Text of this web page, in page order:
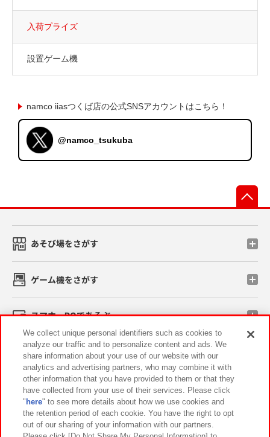
入荷プライズ
設置ゲーム機
namco iiasつくば店の公式SNSアカウントはこちら！
@namco_tsukuba
あそび場をさがす
ゲーム機をさがす
スマホ・PCであそぶ
イベント・キャンペーン
関連会社 サステナビリティ サイトポリシー
プライバシーポリシー ウェブアクセシビリティ方針と検証結果
We collect unique personal identifiers such as cookies to
analyze our traffic and to personalize content and ads. We
share information about your use of our website with our
analytics and advertising partners, who may combine it with
other information that you have provided to them or that they
have collected from your use of their services. Please click
" here" to see more details about how we use cookies and
the retention period of each cookie. You have the right to opt
out of our sharing of your information with our partners.